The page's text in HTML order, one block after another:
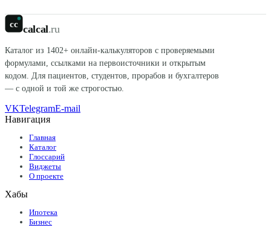
cc calcal.ru
Каталог из 1402+ онлайн-калькуляторов с проверяемыми
формулами, ссылками на первоисточники и открытым
кодом. Для пациентов, студентов, прорабов и бухгалтеров
— с одной и той же строгостью.
VKTelegramE-mail
Навигация
Главная
Каталог
Глоссарий
Виджеты
О проекте
Хабы
Ипотека
Бизнес